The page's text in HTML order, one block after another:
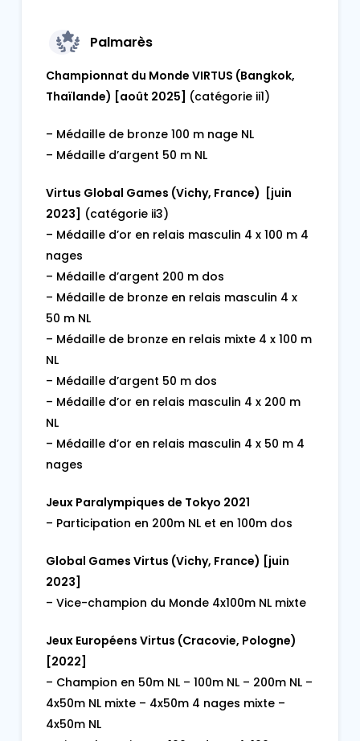
Palmarès
Championnat du Monde VIRTUS (Bangkok,
Thaïlande) [août 2025] (catégorie ii1)
– Médaille de bronze 100 m nage NL
– Médaille d’argent 50 m NL
Virtus Global Games (Vichy, France) [juin
2023] (catégorie ii3)
– Médaille d’or en relais masculin 4 x 100 m 4
nages
– Médaille d’argent 200 m dos
– Médaille de bronze en relais masculin 4 x
50 m NL
– Médaille de bronze en relais mixte 4 x 100 m
NL
– Médaille d’argent 50 m dos
– Médaille d’or en relais masculin 4 x 200 m
NL
– Médaille d’or en relais masculin 4 x 50 m 4
nages
Jeux Paralympiques de Tokyo 2021
– Participation en 200m NL et en 100m dos
Global Games Virtus (Vichy, France) [juin
2023]
– Vice-champion du Monde 4x100m NL mixte
Jeux Européens Virtus (Cracovie, Pologne)
[2022]
– Champion en 50m NL – 100m NL – 200m NL –
4x50m NL mixte – 4x50m 4 nages mixte –
4x50m NL